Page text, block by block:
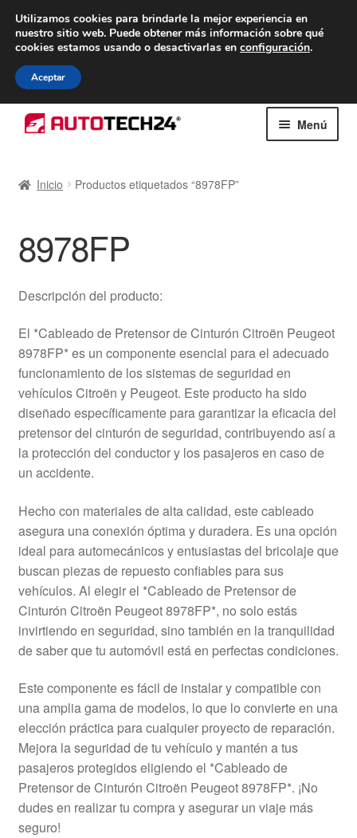
ENTREGA desde 7 EUR
De lunes a viernes de 9 a. m. a 4 p. m.
navegación
al
Menú
Carro
Contacto
Envío al mundo entero
Mi cuenta
Pagos
Política de privacidad
Queja
Sobre nosotros
Términos y Condiciones
Inicio Productos etiquetados “8978FP”
8978FP
Descripción del producto:
El *Cableado de Pretensor de Cinturón Citroën Peugeot
8978FP* es un componente esencial para el adecuado
funcionamiento de los sistemas de seguridad en
vehículos Citroën y Peugeot. Este producto ha sido
diseñado específicamente para garantizar la eficacia del
pretensor del cinturón de seguridad, contribuyendo así a
la protección del conductor y los pasajeros en caso de
un accidente.
Hecho con materiales de alta calidad, este cableado
asegura una conexión óptima y duradera. Es una opción
ideal para automecánicos y entusiastas del bricolaje que
buscan piezas de repuesto confiables para sus
vehículos. Al elegir el *Cableado de Pretensor de
Cinturón Citroën Peugeot 8978FP*, no solo estás
invirtiendo en seguridad, sino también en la tranquilidad
de saber que tu automóvil está en perfectas condiciones.
Este componente es fácil de instalar y compatible con
una amplia gama de modelos, lo que lo convierte en una
elección práctica para cualquier proyecto de reparación.
Mejora la seguridad de tu vehículo y mantén a tus
pasajeros protegidos eligiendo el *Cableado de
Pretensor de Cinturón Citroën Peugeot 8978FP*. ¡No
dudes en realizar tu compra y asegurar un viaje más
seguro!
Utilizamos cookies para brindarle la mejor experiencia en
nuestro sitio web. Puede obtener más información sobre qué
cookies estamos usando o desactivarlas en configuración.
Aceptar